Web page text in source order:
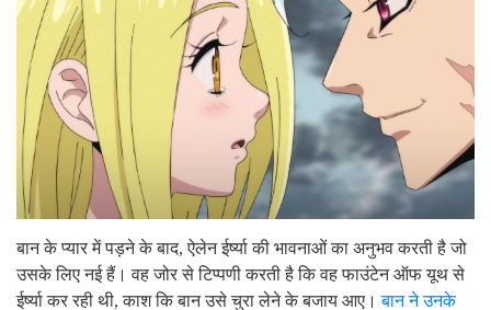
बान के प्यार में पड़ने के बाद, ऐलेन ईर्ष्या की भावनाओं का अनुभव करती है जो
उसके लिए नई हैं। वह जोर से टिप्पणी करती है कि वह फाउंटेन ऑफ यूथ से
ईर्ष्या कर रही थी, काश कि बान उसे चुरा लेने के बजाय आए।बान ने उनके